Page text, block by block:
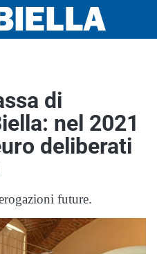
di
nel 2021
deliberati
future.